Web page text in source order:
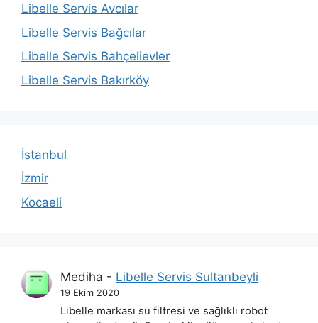
Libelle Servis Avcılar
Libelle Servis Bağcılar
Libelle Servis Bahçelievler
Libelle Servis Bakırköy
İstanbul
İzmir
Kocaeli
Mediha - Libelle Servis Sultanbeyli
19 Ekim 2020
Libelle markası su filtresi ve sağlıklı robot